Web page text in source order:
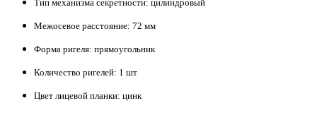
Тип механизма секретности: цилиндровый
Межосевое расстояние: 72 мм
Форма ригеля: прямоугольник
Количество ригелей: 1 шт
Цвет лицевой планки: цинк